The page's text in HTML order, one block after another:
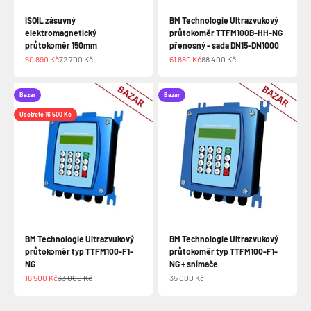
ISOIL zásuvný
elektromagnetický
průtokoměr 150mm
Prodejní cena
50 890 KčBěžná cena
72 700 Kč
BM Technologie Ultrazvukový
průtokoměr TTFM100B-HH-NG
přenosný - sada DN15-DN1000
Prodejní cena
61 880 KčBěžná cena
88 400 Kč
Bazar
Ušetřete 16 500 Kč
BM Technologie Ultrazvukový
průtokoměr typ TTFM100-F1-
NG
Prodejní cena
16 500 KčBěžná cena
33 000 Kč
Bazar
BM Technologie Ultrazvukový
průtokoměr typ TTFM100-F1-
NG + snímače
Prodejní cena
35 000 Kč